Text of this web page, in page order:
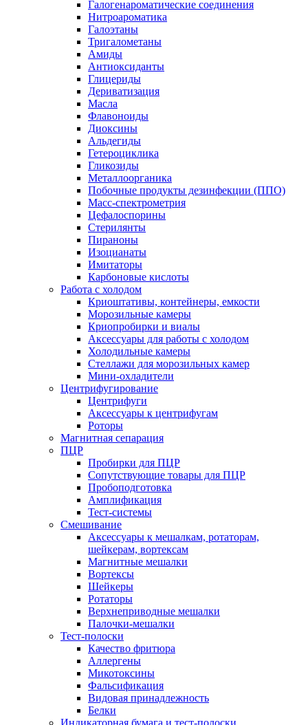
Галогенароматические соединения
Нитроароматика
Галоэтаны
Тригалометаны
Амиды
Антиоксиданты
Глицериды
Дериватизация
Масла
Флавоноиды
Диоксины
Альдегиды
Гетероциклика
Гликозиды
Металлоорганика
Побочные продукты дезинфекции (ППО)
Масс-спектрометрия
Цефалоспорины
Стерилянты
Пираноны
Изоцианаты
Имитаторы
Карбоновые кислоты
Работа с холодом
Криоштативы, контейнеры, емкости
Морозильные камеры
Криопробирки и виалы
Аксессуары для работы с холодом
Холодильные камеры
Стеллажи для морозильных камер
Мини-охладители
Центрифугирование
Центрифуги
Аксессуары к центрифугам
Роторы
Магнитная сепарация
ПЦР
Пробирки для ПЦР
Сопутствующие товары для ПЦР
Пробоподготовка
Амплификация
Тест-системы
Смешивание
Аксессуары к мешалкам, ротаторам,
шейкерам, вортексам
Магнитные мешалки
Вортексы
Шейкеры
Ротаторы
Верхнеприводные мешалки
Палочки-мешалки
Тест-полоски
Качество фритюра
Аллергены
Микотоксины
Фальсификация
Видовая принадлежность
Белки
Индикаторная бумага и тест-полоски